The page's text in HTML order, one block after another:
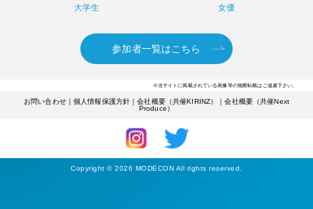
大学生 女優
参加者一覧はこちら
※当サイトに掲載されている画像等の無断転載はご遠慮下さい。
お問い合わせ｜個人情報保護方針 ｜会社概要（共催KIRINZ） ｜会社概要（共催Next
Produce）
Copyright © 2026 MODECON All rights reserved.